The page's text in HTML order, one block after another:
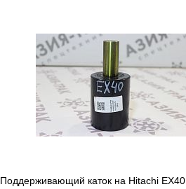
Поддерживающий каток на Hitachi EX40